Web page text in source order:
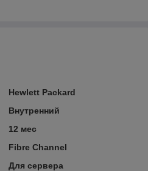
Hewlett Packard
Внутренний
12 мес
Fibre Channel
Для сервера